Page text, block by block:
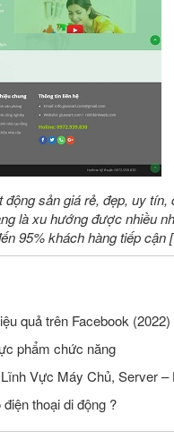
sản giá rẻ, đẹp, uy
là xu hướng được nhiều
95% khách hàng tiếp
quả trên Facebook (2022)
phẩm chức năng
Tuyển Nhân
thoại di động ?